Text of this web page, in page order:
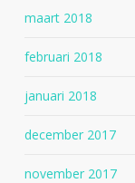
maart 2018
februari 2018
januari 2018
december 2017
november 2017